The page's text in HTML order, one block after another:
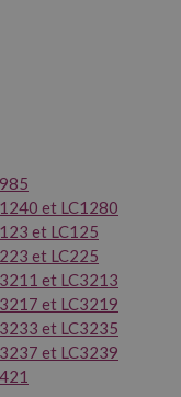
et LC1280
et LC125
et LC225
et LC3213
et LC3219
et LC3235
et LC3239